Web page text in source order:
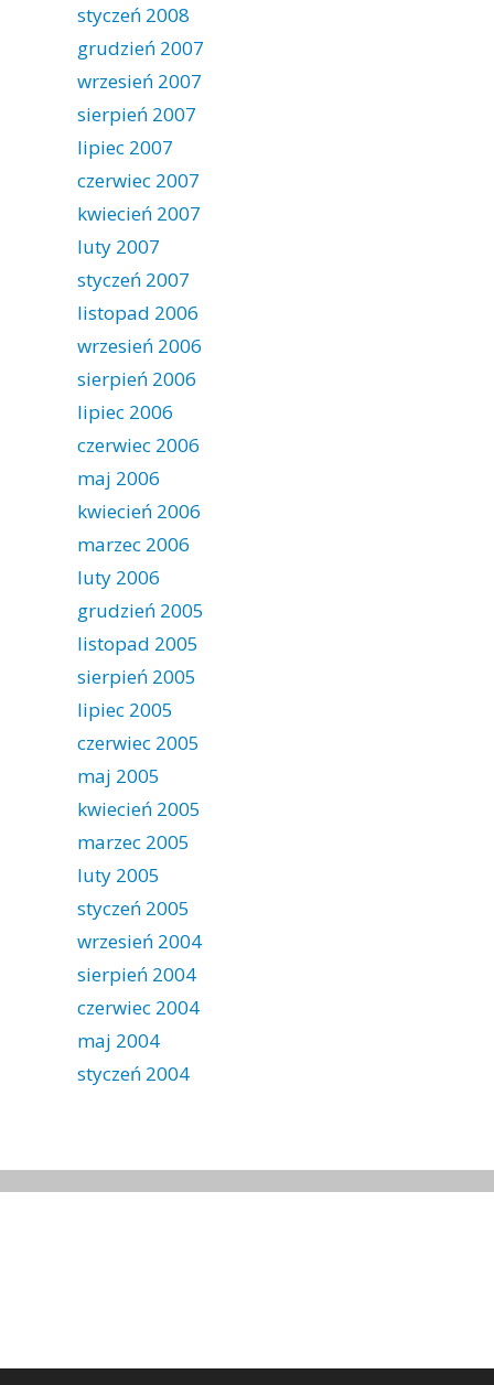
styczeń 2008
grudzień 2007
wrzesień 2007
sierpień 2007
lipiec 2007
czerwiec 2007
kwiecień 2007
luty 2007
styczeń 2007
listopad 2006
wrzesień 2006
sierpień 2006
lipiec 2006
czerwiec 2006
maj 2006
kwiecień 2006
marzec 2006
luty 2006
grudzień 2005
listopad 2005
sierpień 2005
lipiec 2005
czerwiec 2005
maj 2005
kwiecień 2005
marzec 2005
luty 2005
styczeń 2005
wrzesień 2004
sierpień 2004
czerwiec 2004
maj 2004
styczeń 2004